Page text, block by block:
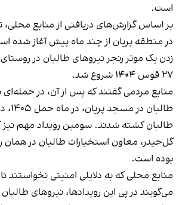
است.
بر اساس گزارش‌های دریافتی از منابع
در منطقه پریان از چند ماه پیش آغاز شده
زدن یک موتر رنجر نیروهای طالبان در روستای
۲۷ قوس ۱۴۰۴ شروع شد.
منابع مردمی گفتند که پس از آن، در حمله‌ای
طالبان کشته شدند. سومین رویداد مهم
گل‌حیدر، معاون استخبارات طالبان در
بوده است.
منابع محلی که به دلایلی امنیتی نخواستند
می‌گویند در پی این رویدادها، نیروهای